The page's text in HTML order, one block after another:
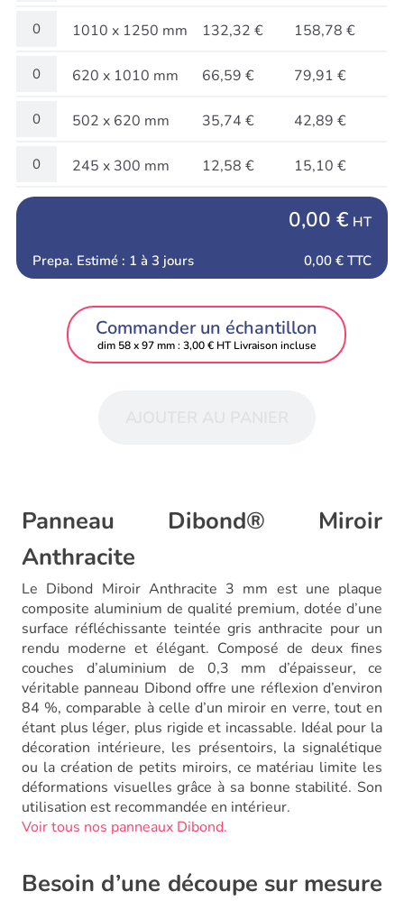
1010 x 1250 mm 132,32 € 158,78 €
620 x 1010 mm 66,59 € 79,91 €
502 x 620 mm 35,74 € 42,89 €
245 x 300 mm 12,58 € 15,10 €
Prepa. Estimé : 1 à 3 jours
0,00 € HT
0,00 €TTC
Commander un échantillon
dim 58 x 97 mm : 3,00 € HT Livraison incluse
Panneau Dibond® Miroir
Anthracite
Le Dibond Miroir Anthracite 3 mm est une plaque
composite aluminium de qualité premium, dotée d’une
surface réfléchissante teintée gris anthracite pour un
rendu moderne et élégant. Composé de deux fines
couches d’aluminium de 0,3 mm d’épaisseur, ce
véritable panneau Dibond offre une réflexion d’environ
84 %, comparable à celle d’un miroir en verre, tout en
étant plus léger, plus rigide et incassable. Idéal pour la
décoration intérieure, les présentoirs, la signalétique
ou la création de petits miroirs, ce matériau limite les
déformations visuelles grâce à sa bonne stabilité. Son
utilisation est recommandée en intérieur.
Voir tous nos panneaux Dibond.
Besoin d’une découpe sur mesure